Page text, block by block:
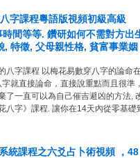
字課程粵語版視頻初級高級
間等等. 鑽研如何不需對方出
, 特徵, 父母親性格, 貧富事業姻
八字課程 以梅花易數穿八字的論命
就直接論命，直接說重點而且很準，
了一直可以為自己催吉避凶的方法,
八字》課程. 讓你在14天內從零基礎
統課程之六爻占卜術視頻 ，48